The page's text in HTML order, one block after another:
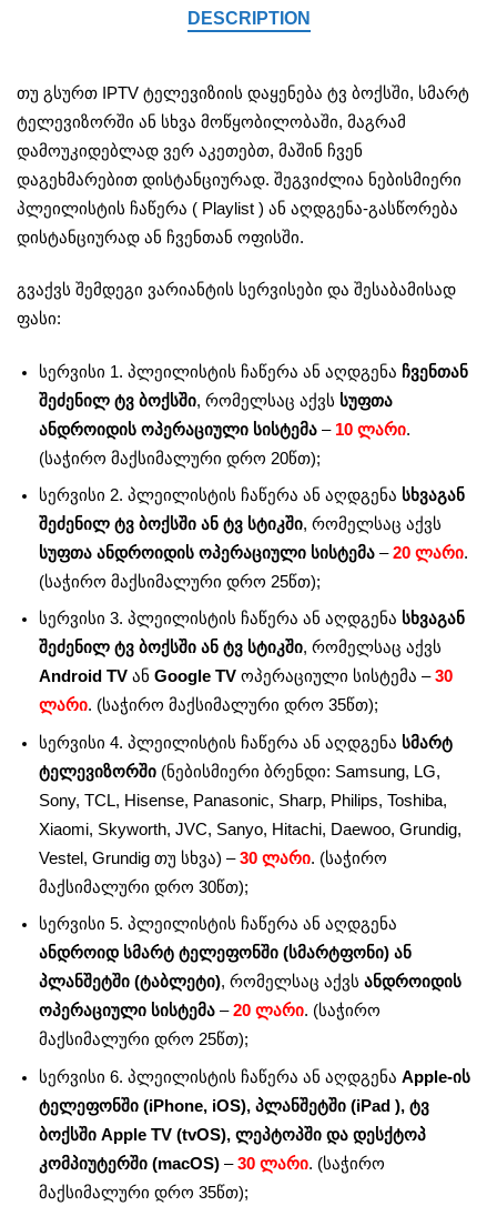
DESCRIPTION
თუ გსურთ IPTV ტელევიზიის დაყენება ტვ ბოქსში, სმარტ
ტელევიზორში ან სხვა მოწყობილობაში, მაგრამ
დამოუკიდებლად ვერ აკეთებთ, მაშინ ჩვენ
დაგეხმარებით დისტანციურად. შეგვიძლია ნებისმიერი
პლეილისტის ჩაწერა ( Playlist ) ან აღდგენა-გასწორება
დისტანციურად ან ჩვენთან ოფისში.
გვაქვს შემდეგი ვარიანტის სერვისები და შესაბამისად
ფასი:
სერვისი 1. პლეილისტის ჩაწერა ან აღდგენა ჩვენთან
შეძენილ ტვ ბოქსში, რომელსაც აქვს სუფთა
ანდროიდის ოპერაციული სისტემა – 10 ლარი.
(საჭირო მაქსიმალური დრო 20წთ);
სერვისი 2. პლეილისტის ჩაწერა ან აღდგენა სხვაგან
შეძენილ ტვ ბოქსში ან ტვ სტიკში, რომელსაც აქვს
სუფთა ანდროიდის ოპერაციული სისტემა –20 ლარი.
(საჭირო მაქსიმალური დრო 25წთ);
სერვისი 3. პლეილისტის ჩაწერა ან აღდგენა სხვაგან
შეძენილ ტვ ბოქსში ან ტვ სტიკში, რომელსაც აქვს
Android TV ან Google TV ოპერაციული სისტემა –30
ლარი. (საჭირო მაქსიმალური დრო 35წთ);
სერვისი 4. პლეილისტის ჩაწერა ან აღდგენა სმარტ
ტელევიზორში (ნებისმიერი ბრენდი: Samsung, LG,
Sony, TCL, Hisense, Panasonic, Sharp, Philips, Toshiba,
Xiaomi, Skyworth, JVC, Sanyo, Hitachi, Daewoo, Grundig,
Vestel, Grundig თუ სხვა) –30 ლარი. (საჭირო
მაქსიმალური დრო 30წთ);
სერვისი 5. პლეილისტის ჩაწერა ან აღდგენა
ანდროიდ სმარტ ტელეფონში (სმარტფონი) ან
პლანშეტში (ტაბლეტი), რომელსაც აქვს ანდროიდის
ოპერაციული სისტემა –20 ლარი. (საჭირო
მაქსიმალური დრო 25წთ);
სერვისი 6. პლეილისტის ჩაწერა ან აღდგენა Apple-ის
ტელეფონში (iPhone, iOS), პლანშეტში (iPad ), ტვ
ბოქსში Apple TV (tvOS), ლეპტოპში და დესქტოპ
კომპიუტერში (macOS) –30 ლარი. (საჭირო
მაქსიმალური დრო 35წთ);